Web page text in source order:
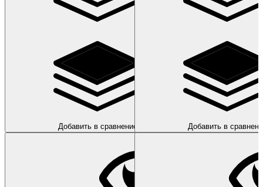
Добавить в сравнение Добавить в